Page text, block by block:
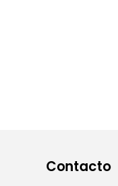
Contacto